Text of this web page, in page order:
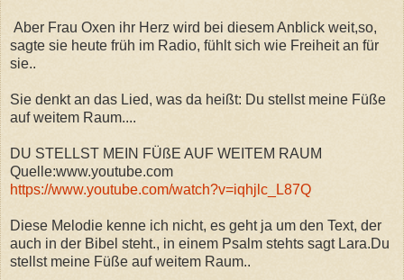
Aber Frau Oxen ihr Herz wird bei diesem Anblick weit,so,
sagte sie heute früh im Radio, fühlt sich wie Freiheit an für
sie..
Sie denkt an das Lied, was da heißt: Du stellst meine Füße
auf weitem Raum....
DU STELLST MEIN FÜßE AUF WEITEM RAUM
Quelle:www.youtube.com
https://www.youtube.com/watch?v=iqhjlc_L87Q
Diese Melodie kenne ich nicht, es geht ja um den Text, der
auch in der Bibel steht., in einem Psalm stehts sagt Lara.Du
stellst meine Füße auf weitem Raum..